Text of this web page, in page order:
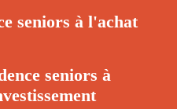
seniors à l'achat
seniors à